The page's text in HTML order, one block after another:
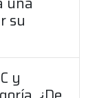
su
y